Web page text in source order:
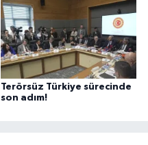
Terörsüz Türkiye sürecinde
son adım!